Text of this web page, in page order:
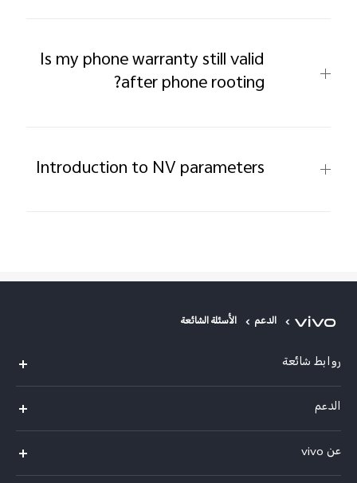
Is my phone warranty still valid
after phone rooting?
Introduction to NV parameters
الدعم الأسئلة الشائعة
روابط شائعة
Y19s Pro
Y04
الدعم
مركز الخدمة
عن vivo